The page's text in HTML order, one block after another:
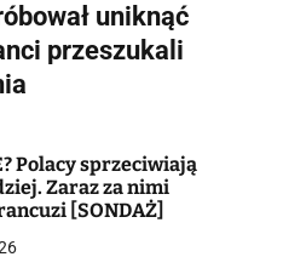
uniknąć
przeszukali
Polacy sprzeciwiają
Zaraz za nimi
[SONDAŻ]